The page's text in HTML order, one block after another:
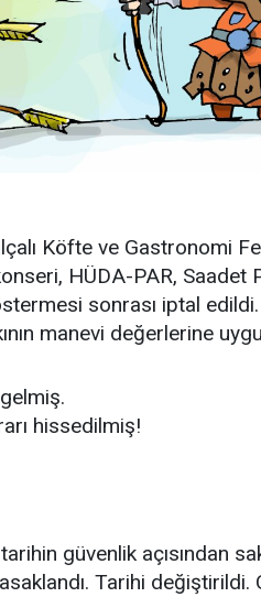
Köfte ve Gastronomi
HÜDA-PAR, Saadet
sonrası iptal edildi.
manevi değerlerine
hissedilmiş!
güvenlik açısından
Tarihi değiştirildi.